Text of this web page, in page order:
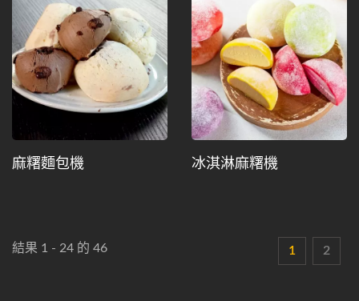
麻糬麵包機 冰淇淋麻糬機
結果 1 - 24 的 46 1 2